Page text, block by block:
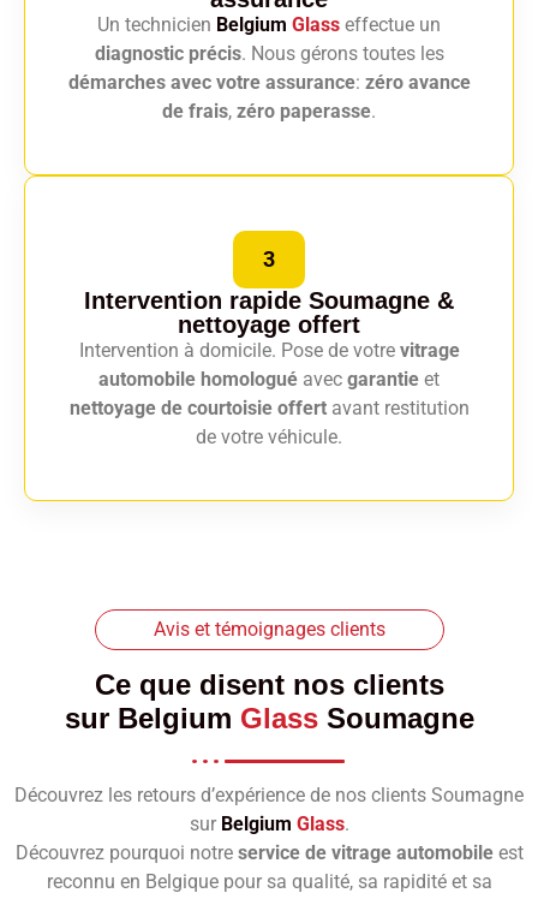
Un technicien Belgium Glass effectue un
diagnostic précis. Nous gérons toutes les
démarches avec votre assurance: zéro avance
de frais, zéro paperasse.
3
Intervention rapide Soumagne &
nettoyage offert
Intervention à domicile. Pose de votre vitrage
automobile homologué avec garantie et
nettoyage de courtoisie offertavant restitution
de votre véhicule.
Avis et témoignages clients
Ce que disent nos clients
sur Belgium GlassSoumagne
Découvrez les retours d’expérience de nos clients Soumagne
sur Belgium Glass.
Découvrez pourquoi notre service de vitrage automobileest
reconnu en Belgique pour sa qualité, sa rapidité et sa